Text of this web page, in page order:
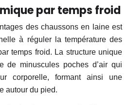
par temps froid
des chaussons en laine est
à réguler la température des
temps froid. La structure unique
de minuscules poches d’air qui
corporelle, formant ainsi une
autour du pied.